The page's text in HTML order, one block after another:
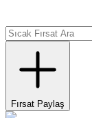
Fırsat Paylaş